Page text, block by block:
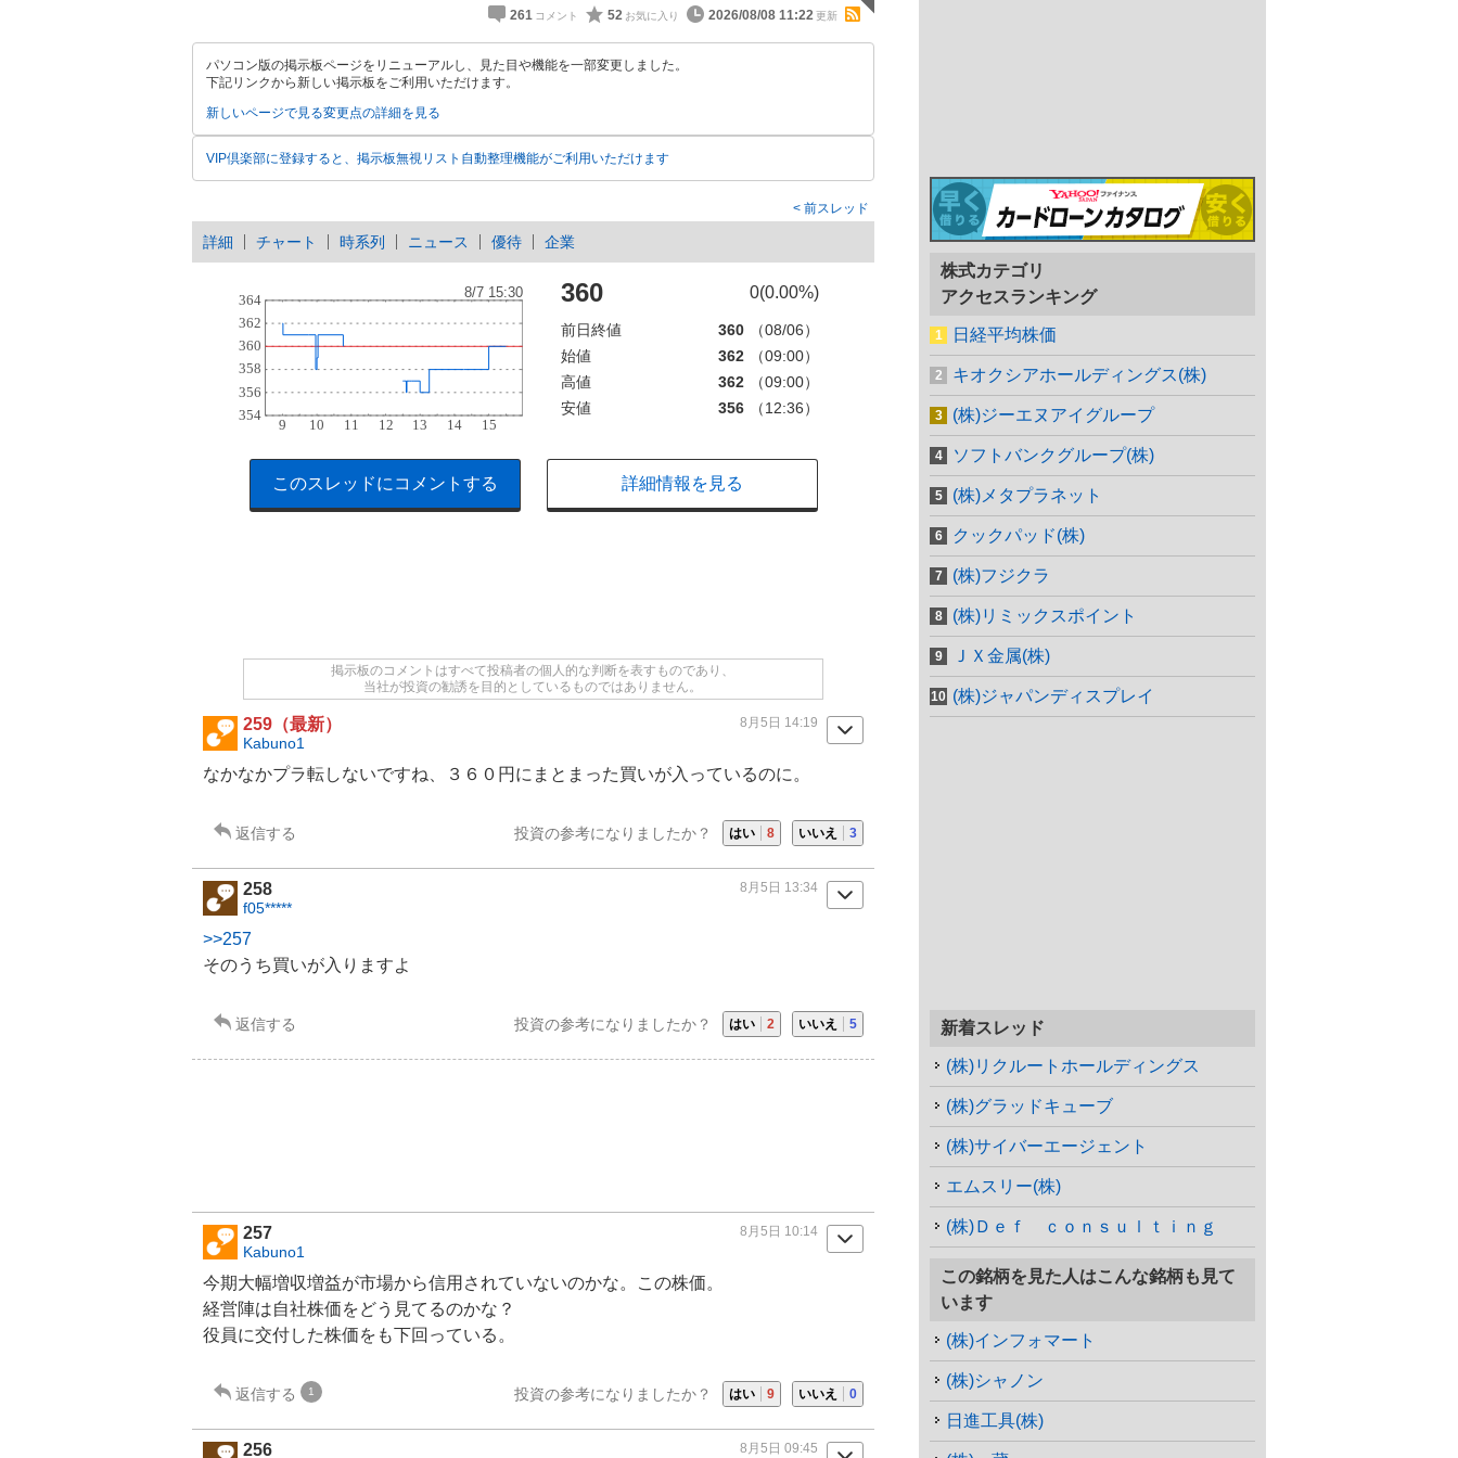
261 52 2026/08/08 11:22
パソコン版の掲示板ページをリニューアルし、見た目や機能を一部変更しました。
下記リンクから新しい掲示板をご利用いただけます。
新しいページで見る変更点の詳細を見る
VIP倶楽部に登録すると、掲示板無視リスト自動整理機能がご利用いただけます
前スレッド
詳細 チャート 時系列 ニュース 優待 企業
360 0(0.00%)
前日終値 360
（08/06）
始値
362
（09:00）
高値
362
（09:00）
安値
356 （12:36）
このスレッドにコメントする 詳細情報を見る
掲示板のコメントはすべて投稿者の個人的な判断を表すものであり、
当社が投資の勧誘を目的としているものではありません。
259（最新）
Kabuno1
8月5日 14:19
なかなかプラ転しないですね、３６０円にまとまった買いが入っているのに。
返信する 投資の参考になりましたか？ はい 8 いいえ 3
258
f05*****
8月5日 13:34
>>257
そのうち買いが入りますよ
返信する 投資の参考になりましたか？ はい 2 いいえ 5
257
Kabuno1
8月5日 10:14
今期大幅増収増益が市場から信用されていないのかな。この株価。
経営陣は自社株価をどう見てるのかな？
役員に交付した株価をも下回っている。
返信する 1 投資の参考になりましたか？ はい 9 いいえ 0
256 8月5日 09:45
株式カテゴリ
アクセスランキング
日経平均株価
キオクシアホールディングス(株)
(株)ジーエヌアイグループ
ソフトバンクグループ(株)
(株)メタプラネット
クックパッド(株)
(株)フジクラ
(株)リミックスポイント
ＪＸ金属(株)
(株)ジャパンディスプレイ
新着スレッド
(株)リクルートホールディングス
(株)グラッドキューブ
(株)サイバーエージェント
エムスリー(株)
(株)Ｄｅｆ ｃｏｎｓｕｌｔｉｎｇ
この銘柄を見た人はこんな銘柄も見て
います
(株)インフォマート
(株)シャノン
日進工具(株)